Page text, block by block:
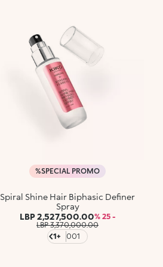
SPECIAL PROMO%
Spiral Shine Hair Biphasic Definer
Spray
- 25 %
2,527,500.00 LBP
3,370,000.00 LBP
001
+1